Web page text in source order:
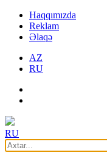
Haqqımızda
Reklam
Əlaqə
AZ
RU
RU